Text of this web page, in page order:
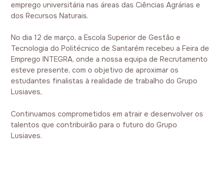
emprego universitária nas áreas das Ciências Agrárias e
dos Recursos Naturais.
No dia 12 de março, a Escola Superior de Gestão e
Tecnologia do Politécnico de Santarém recebeu a Feira de
Emprego INTEGRA, onde a nossa equipa de Recrutamento
esteve presente, com o objetivo de aproximar os
estudantes finalistas à realidade de trabalho do Grupo
Lusiaves,
Continuamos comprometidos em atrair e desenvolver os
talentos que contribuirão para o futuro do Grupo
Lusiaves.